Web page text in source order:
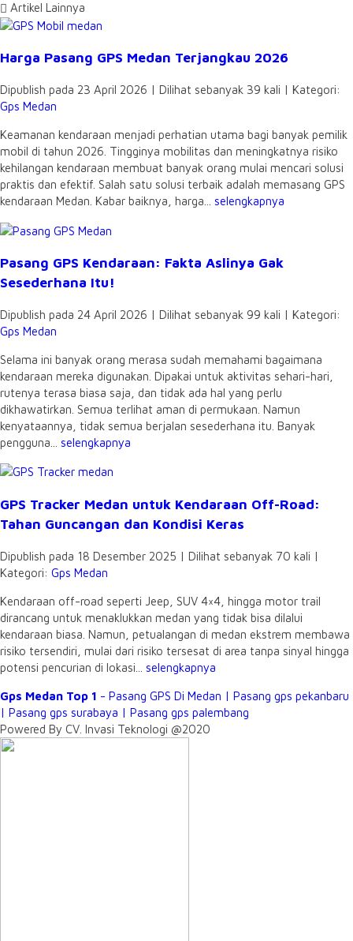
Artikel Lainnya
Harga Pasang GPS Medan Terjangkau 2026
Dipublish pada 23 April 2026 | Dilihat sebanyak 39 kali | Kategori:
Gps Medan
Keamanan kendaraan menjadi perhatian utama bagi banyak pemilik
mobil di tahun 2026. Tingginya mobilitas dan meningkatnya risiko
kehilangan kendaraan membuat banyak orang mulai mencari solusi
praktis dan efektif. Salah satu solusi terbaik adalah memasang GPS
kendaraan Medan. Kabar baiknya, harga... selengkapnya
Pasang GPS Kendaraan: Fakta Aslinya Gak
Sesederhana Itu!
Dipublish pada 24 April 2026 | Dilihat sebanyak 99 kali | Kategori:
Gps Medan
Selama ini banyak orang merasa sudah memahami bagaimana
kendaraan mereka digunakan. Dipakai untuk aktivitas sehari-hari,
rutenya terasa biasa saja, dan tidak ada hal yang perlu
dikhawatirkan. Semua terlihat aman di permukaan. Namun
kenyataannya, tidak semua berjalan sesederhana itu. Banyak
pengguna... selengkapnya
GPS Tracker Medan untuk Kendaraan Off-Road:
Tahan Guncangan dan Kondisi Keras
Dipublish pada 18 Desember 2025 | Dilihat sebanyak 70 kali |
Kategori: Gps Medan
Kendaraan off-road seperti Jeep, SUV 4×4, hingga motor trail
dirancang untuk menaklukkan medan yang tidak bisa dilalui
kendaraan biasa. Namun, petualangan di medan ekstrem membawa
risiko tersendiri, mulai dari risiko tersesat di area tanpa sinyal hingga
potensi pencurian di lokasi... selengkapnya
Gps Medan Top 1 - Pasang GPS Di Medan | Pasang gps pekanbaru
| Pasang gps surabaya | Pasang gps palembang
Powered By CV. Invasi Teknologi @2020